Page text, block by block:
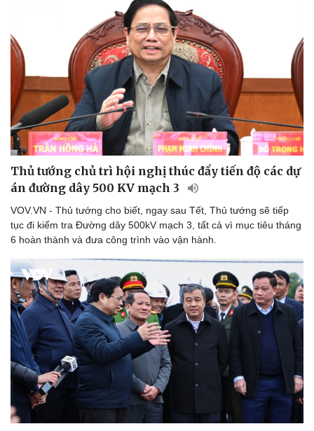
Cải chính
Thủ tướng chủ trì hội nghị thúc đẩy tiến độ các dự
án đường dây 500 KV mạch 3
VOV.VN - Thủ tướng cho biết, ngay sau Tết, Thủ tướng sẽ tiếp
tục đi kiểm tra Đường dây 500kV mạch 3, tất cả vì mục tiêu tháng
6 hoàn thành và đưa công trình vào vận hành.